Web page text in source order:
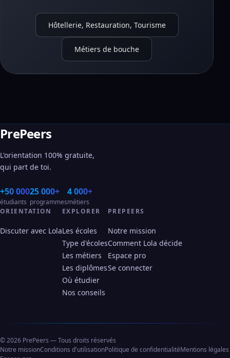
Hôtellerie, Restauration, Tourisme
Métiers de bouche
PrePeers
L'orientation 100% gratuite,
qui part de toi.
+50 000
étudiants
25 000+
programmes
4 000+
métiers
ORIENTATION
Discuter avec Lola
EXPLORER
Les écoles
Type d'écoles
Les métiers
Les diplômes
Où étudier
Nos conseils
PREPEERS
Notre mission
Comment Lola décide
Espace pro
Se connecter
© 2026 PrePeers — Tous droits réservés
Notre missionConditions d'utilisationPolitique de confidentialitéMentions légales